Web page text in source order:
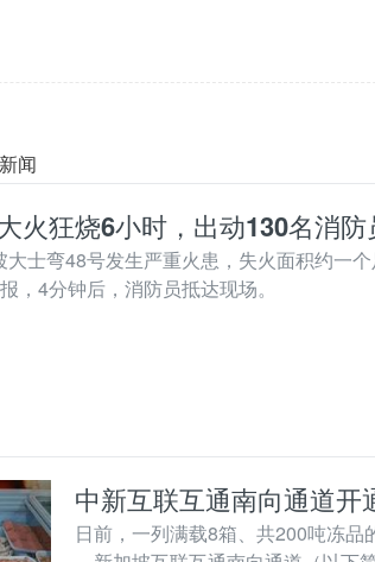
闻
火狂烧6小时，出动130名消防
士弯48号发生严重火患，失火面积约一
，4分钟后，消防员抵达现场。
中新互联互通南向通道开
日前，一列满载8箱、共200吨冻